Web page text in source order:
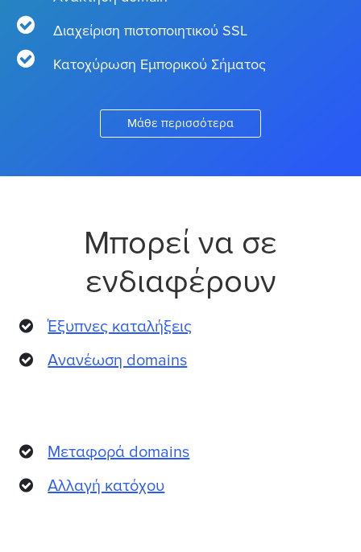
Διαχείριση πιστοποιητικού SSL
Κατοχύρωση Εμπορικού Σήματος
Μάθε περισσότερα
Μπορεί να σε
ενδιαφέρουν
Έξυπνες καταλήξεις
Ανανέωση domains
Μεταφορά domains
Αλλαγή κατόχου